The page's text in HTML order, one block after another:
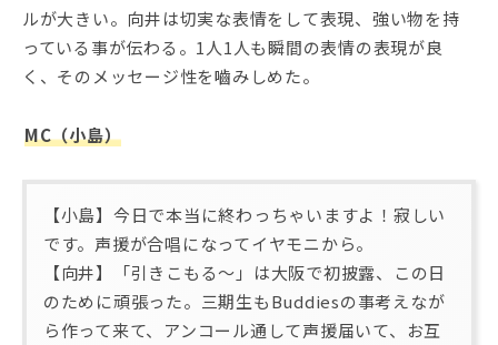
ルが大きい。向井は切実な表情をして表現、強い物を持
っている事が伝わる。1人1人も瞬間の表情の表現が良
く、そのメッセージ性を嚙みしめた。
MC（小島）
【小島】今日で本当に終わっちゃいますよ！寂しい
です。声援が合唱になってイヤモニから。
【向井】「引きこもる～」は大阪で初披露、この日
のために頑張った。三期生もBuddiesの事考えなが
ら作って来て、アンコール通して声援届いて、お互